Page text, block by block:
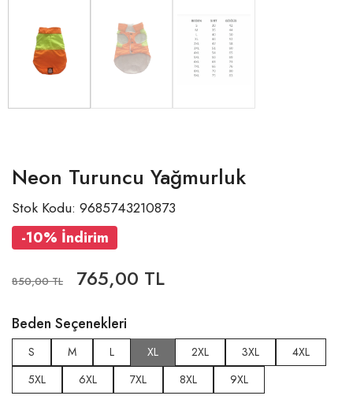
Neon Turuncu Yağmurluk
Stok Kodu: 9685743210873
-10% İndirim
850,00 TL 765,00 TL
Beden Seçenekleri
S M L XL 2XL 3XL
4XL
5XL
6XL 7XL 8XL 9XL